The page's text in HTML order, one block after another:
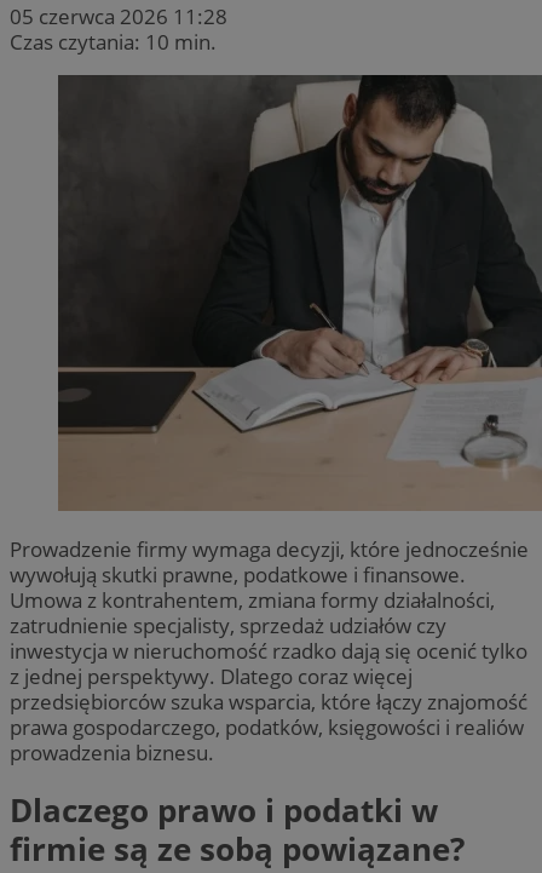
05 czerwca 2026 11:28
Czas czytania: 10 min.
Prowadzenie firmy wymaga decyzji, które jednocześnie
wywołują skutki prawne, podatkowe i finansowe.
Umowa z kontrahentem, zmiana formy działalności,
zatrudnienie specjalisty, sprzedaż udziałów czy
inwestycja w nieruchomość rzadko dają się ocenić tylko
z jednej perspektywy. Dlatego coraz więcej
przedsiębiorców szuka wsparcia, które łączy znajomość
prawa gospodarczego, podatków, księgowości i realiów
prowadzenia biznesu.
Dlaczego prawo i podatki w
firmie są ze sobą powiązane?